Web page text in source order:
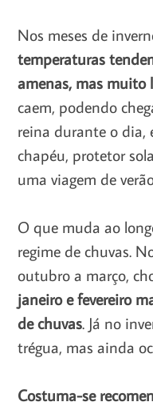
Nos meses de
temperaturas
amenas, mas muito
caem, podendo
reina durante o dia,
chapéu, protetor
uma viagem de
O que muda ao
regime de chuvas.
outubro a março,
janeiro e fevereiro
de chuvas. Já no
trégua, mas ainda
Costuma-se